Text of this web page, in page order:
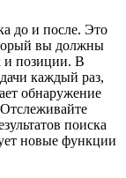
до и после. Это
вы должны
и позиции. В
каждый раз,
обнаружение
поиска
новые функции